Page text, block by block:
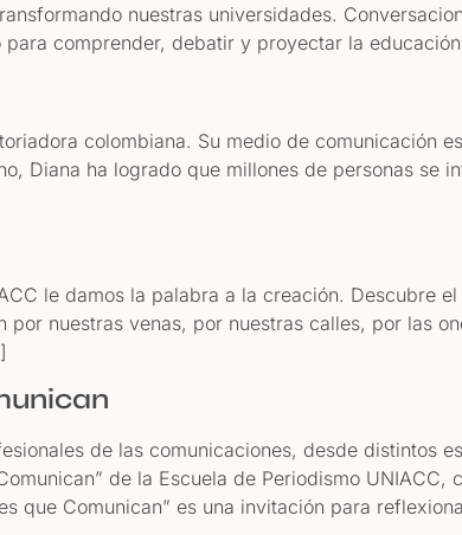
nuestras universidades.
para comprender, debatir y proyectar la
colombiana. Su medio de comunicación
Diana ha logrado que millones de personas se
le damos la palabra a la creación. Descubre
por nuestras venas, por nuestras calles, por las
de las comunicaciones, desde distintos
de la Escuela de Periodismo
que Comunican” es una invitación para